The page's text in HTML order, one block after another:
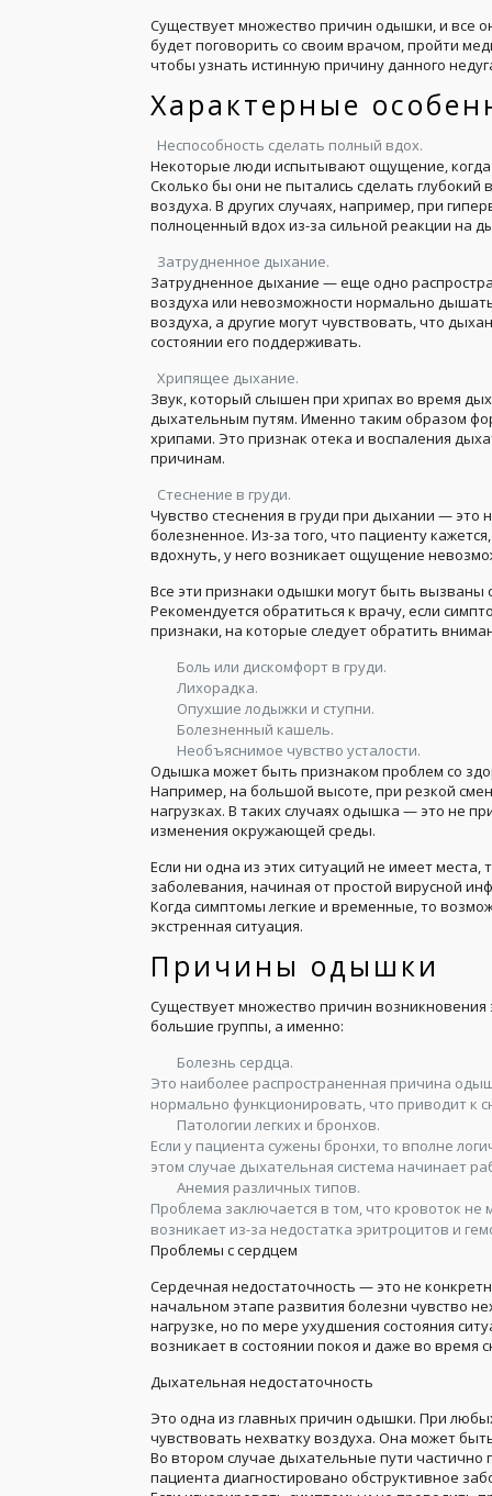
Существует множество причин одышки, и все
будет поговорить со своим врачом, пройти
чтобы узнать истинную причину данного
Характерные
Неспособность сделать полный вдох.
Некоторые люди испытывают ощущение, когда
Сколько бы они не пытались сделать
воздуха. В других случаях, например, при
полноценный вдох из-за сильной реакции на
Затрудненное дыхание.
Затрудненное дыхание — еще одно
воздуха или невозможности нормально
воздуха, а другие могут чувствовать, что
состоянии его поддерживать.
Хрипящее дыхание.
Звук, который слышен при хрипах во время
дыхательным путям. Именно таким образом
хрипами. Это признак отека и воспаления
причинам.
Стеснение в груди.
Чувство стеснения в груди при дыхании —
болезненное. Из-за того, что пациенту
вдохнуть, у него возникает ощущение
Все эти признаки одышки могут быть вызваны
Рекомендуется обратиться к врачу, если
признаки, на которые следует обратить
Боль или дискомфорт в груди.
Лихорадка.
Опухшие лодыжки и ступни.
Болезненный кашель.
Необъяснимое чувство усталости.
Одышка может быть признаком проблем со
Например, на большой высоте, при резкой
нагрузках. В таких случаях одышка — это не
изменения окружающей среды.
Если ни одна из этих ситуаций не имеет
заболевания, начиная от простой вирусной
Когда симптомы легкие и временные, то
экстренная ситуация.
Причины одышки
Существует множество причин возникновения
большие группы, а именно:
Болезнь сердца.
Это наиболее распространенная причина
нормально функционировать, что приводит к
Патологии легких и бронхов.
Если у пациента сужены бронхи, то вполне
этом случае дыхательная система начинает
Анемия различных типов.
Проблема заключается в том, что кровоток не
возникает из-за недостатка эритроцитов и
Проблемы с сердцем
Сердечная недостаточность — это не
начальном этапе развития болезни чувство
нагрузке, но по мере ухудшения состояния
возникает в состоянии покоя и даже во время
Дыхательная недостаточность
Это одна из главных причин одышки. При
чувствовать нехватку воздуха. Она может
Во втором случае дыхательные пути частично
пациента диагностировано обструктивное